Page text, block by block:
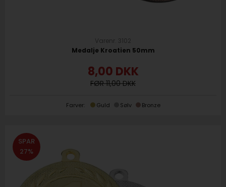
Varenr. 3102
Medalje Kroatien 50mm
11,00
8,00 DKK
Farver: Guld Sølv Bronze
SPAR
27%